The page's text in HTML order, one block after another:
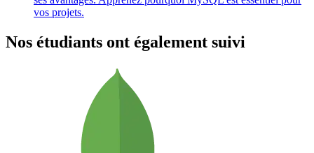
vos projets.
Nos étudiants ont également suivi